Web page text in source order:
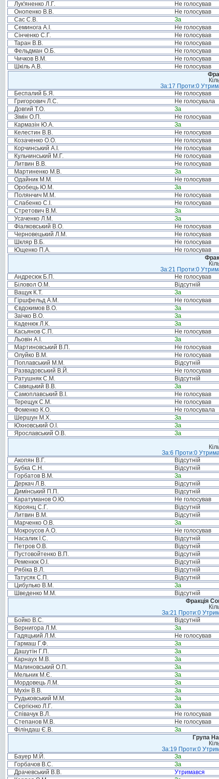
Лук'яненко Л.Г.
Не голосував
Онопенко В.В.
Не голосував
Сас С.В.
За
Семинога А.І.
Не голосував
Сінченко С.Г.
Не голосував
Таран В.В.
Не голосував
Фельдман О.Б.
Не голосував
Чичков В.М.
Не голосував
Шкіль А.В.
Не голосував
За:17 Проти:0
Беспалий Б.Я.
Не голосував
Григорович Л.С.
Не голосувала
Довгий Т.О.
За
Зімін О.П.
Не голосував
Кармазін Ю.А.
За
Келестин В.В.
Не голосував
Козаченко О.О.
Не голосував
Корчинський А.І.
Не голосував
Кульчинський М.Г.
Не голосував
Литвин В.В.
Не голосував
Мартиненко М.В.
За
Одайник М.М.
Не голосував
Оробець Ю.М.
За
Полянчич М.М.
Не голосував
Слабенко С.І.
Не голосував
Стретович В.М.
За
Усаченко Л.М.
За
Фіалковський В.О.
Не голосував
Черновецький Л.М.
Не голосував
Шкляр В.Б.
Не голосував
Ющенко П.А.
Не голосував
За:21 Проти:0
Андресюк Б.П.
Не голосував
Біловол О.М.
Відсутній
Ващук К.Т.
За
Гіршфельд А.М.
Не голосував
Євдокимов В.О.
За
Заічко В.О.
За
Каденюк Л.К.
За
Касьянов С.П.
Не голосував
Льовін А.І.
За
Мартиновський В.П.
Не голосував
Олуйко В.М.
Не голосував
Поплавський М.М.
Відсутній
Развадовський В.Й.
Не голосував
Ратушняк С.М.
Відсутній
Савицький В.В.
За
Самоплавський В.І.
Не голосував
Терещук С.М.
Не голосував
Фоменко К.О.
Не голосувала
Шершун М.Х.
За
Юхновський О.І.
За
Ярославський О.В.
За
За:6 Проти:0
Акопян В.Г.
Відсутній
Бубка С.Н.
Відсутній
Горбатов В.М.
За
Деркач Л.В.
Відсутній
Димінський П.П.
Відсутній
Каратуманов О.Ю.
Не голосував
Кіроянц С.Г.
Відсутній
Литвин В.М.
Відсутній
Марченко О.В.
За
Мокроусов А.О.
Не голосував
Насалик І.С.
Відсутній
Петров О.В.
Відсутній
Пустовойтенко В.П.
Відсутній
Ременюк О.І.
Відсутній
Рябіка В.Л.
Відсутній
Татусяк С.П.
Відсутній
Цибулько В.М.
За
Шведенко М.М.
Відсутній
Фракція
За:21 Проти:0
Бойко В.С.
Відсутній
Вернигора Л.М.
За
Гадяцький Л.М.
Не голосував
Гармаш Г.Ф.
За
Дашутін Г.П.
За
Карнаух М.В.
За
Малиновський О.П.
За
Мельник М.Є.
За
Мордовець Л.М.
За
Мухін В.В.
За
Рудьковський М.М.
За
Сергієнко Л.Г.
За
Співачук В.Л.
Не голосував
Степанов М.В.
Не голосував
Філіндаш Є.В.
За
Група
За:19 Проти:0
Бауер М.Й.
За
Горбачов В.С.
За
Драчевський В.В.
Утримався